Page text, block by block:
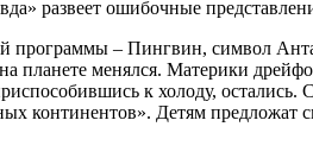
развеет ошибочные
программы – Пингвин, символ
планете менялся. Материки
к холоду, остались.
континентов». Детям предложат